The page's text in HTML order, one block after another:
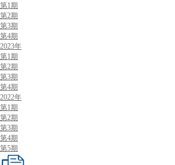
第1期
第2期
第3期
第4期
2023年
第1期
第2期
第3期
第4期
2022年
第1期
第2期
第3期
第4期
第5期